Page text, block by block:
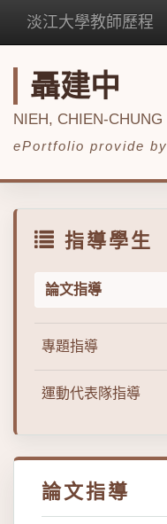
淡江大學教師歷程
聶建中
NIEH, CHIEN-CHUNG
ePortfolio provide by
指導學生
論文指導
專題指導
運動代表隊指導
論文指導